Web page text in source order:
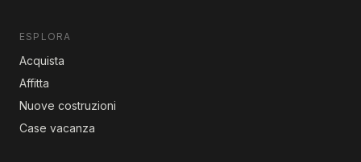
ESPLORA
Acquista
Affitta
Nuove costruzioni
Case vacanza